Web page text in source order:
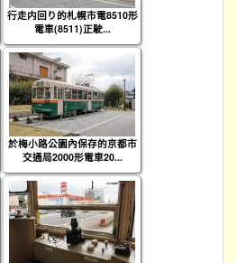
行走内回り的札幌市電8510形
電車(8511)正駛...
於梅小路公園內保存的京都市
交通局2000形電車20...